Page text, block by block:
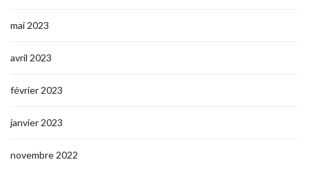
mai 2023
avril 2023
février 2023
janvier 2023
novembre 2022